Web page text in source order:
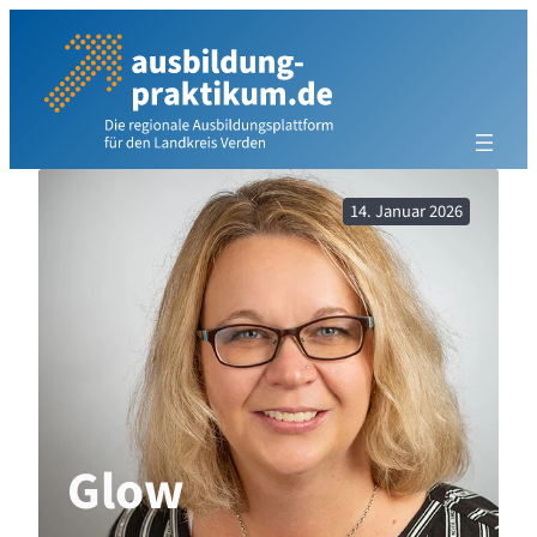
springen
14. Januar 2026
Glow